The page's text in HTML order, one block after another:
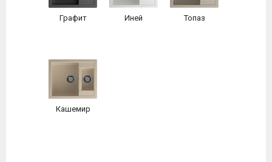
Графит Иней Топаз
Кашемир